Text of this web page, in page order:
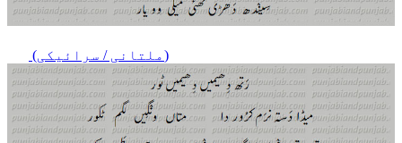
(ملتانی / سرائیکی)